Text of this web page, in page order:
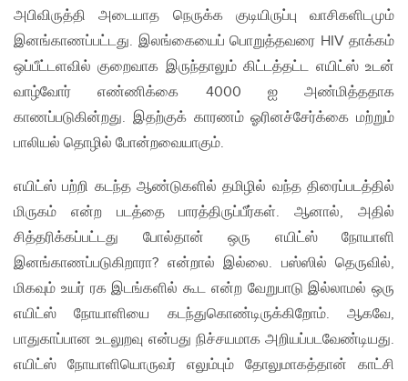
அபிவிருத்தி அடையாத நெருக்க குடியிருப்பு வாசிகளிடமும்
இனங்காணப்பட்டது. இலங்கையைப் பொறுத்தவரை HIV தாக்கம்
ஒப்பீட்டளவில் குறைவாக இருந்தாலும் கிட்டத்தட்ட எயிட்ஸ் உடன்
வாழ்வோர் எண்ணிக்கை 4000 ஐ அண்மித்ததாக
காணப்படுகின்றது. இதற்குக் காரணம் ஓரினச்சேர்க்கை மற்றும்
பாலியல் தொழில் போன்றவையாகும்.
எயிட்ஸ் பற்றி கடந்த ஆண்டுகளில் தமிழில் வந்த திரைப்படத்தில்
மிருகம் என்ற படத்தை பாரத்திருப்பீர்கள். ஆனால், அதில்
சித்தரிக்கப்பட்டது போல்தான் ஒரு எயிட்ஸ் நோயாளி
இனங்காணப்படுகிறாரா? என்றால் இல்லை. பஸ்ஸில் தெருவில்,
மிகவும் உயர் ரக இடங்களில் கூட என்ற வேறுபாடு இல்லாமல் ஒரு
எயிட்ஸ் நோயாளியை கடந்துகொண்டிருக்கிறோம். ஆகவே,
பாதுகாப்பான உடலுறவு என்பது நிச்சயமாக அறியப்படவேண்டியது.
எயிட்ஸ் நோயாளியொருவர் எலும்பும் தோலுமாகத்தான் காட்சி